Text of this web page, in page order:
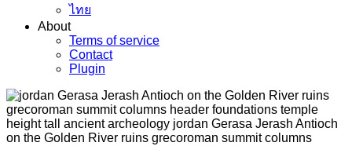
ไทย
About
Terms of service
Contact
Plugin